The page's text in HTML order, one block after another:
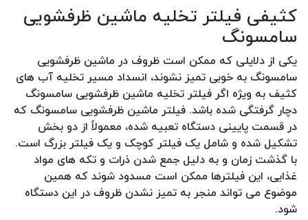
کثیفی فیلتر تخلیه ماشین ظرفشویی
سامسونگ
یکی از دلایلی که ممکن است ظروف در ماشین ظرفشویی
سامسونگ به خوبی تمیز نشوند، انسداد مسیر تخلیه آب های
کثیف به ویژه اگر فیلتر تخلیه ماشین ظرفشویی سامسونگ
دچار گرفتگی شده باشد. فیلتر ماشین ظرفشویی سامسونگ که
در قسمت پایینی دستگاه تعبیه شده، معمولاً از دو بخش
تشکیل شده و شامل یک فیلتر کوچک و یک فیلتر بزرگ است.
با گذشت زمان و به دلیل جمع شدن ذرات و تکه های مواد
غذایی، این فیلترها ممکن است مسدود شوند که همین
موضوع می تواند منجر به تمیز نشدن ظروف در این دستگاه
شود.